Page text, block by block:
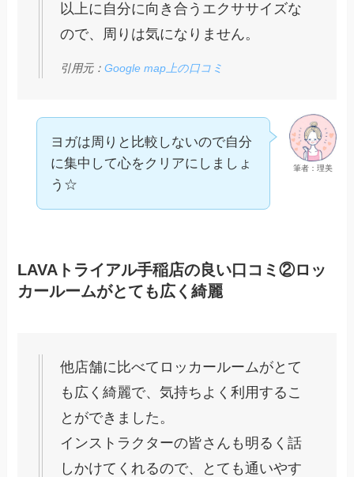
以上に自分に向き合うエクササイズな
ので、周りは気になりません。
引用元：Google map上の口コミ
筆者：理美
ヨガは周りと比較しないので自分
に集中して心をクリアにしましょ
う☆
LAVAトライアル手稲店の良い口コミ②ロッ
カールームがとても広く綺麗
他店舗に比べてロッカールームがとて
も広く綺麗で、気持ちよく利用するこ
とができました。
インストラクターの皆さんも明るく話
しかけてくれるので、とても通いやす